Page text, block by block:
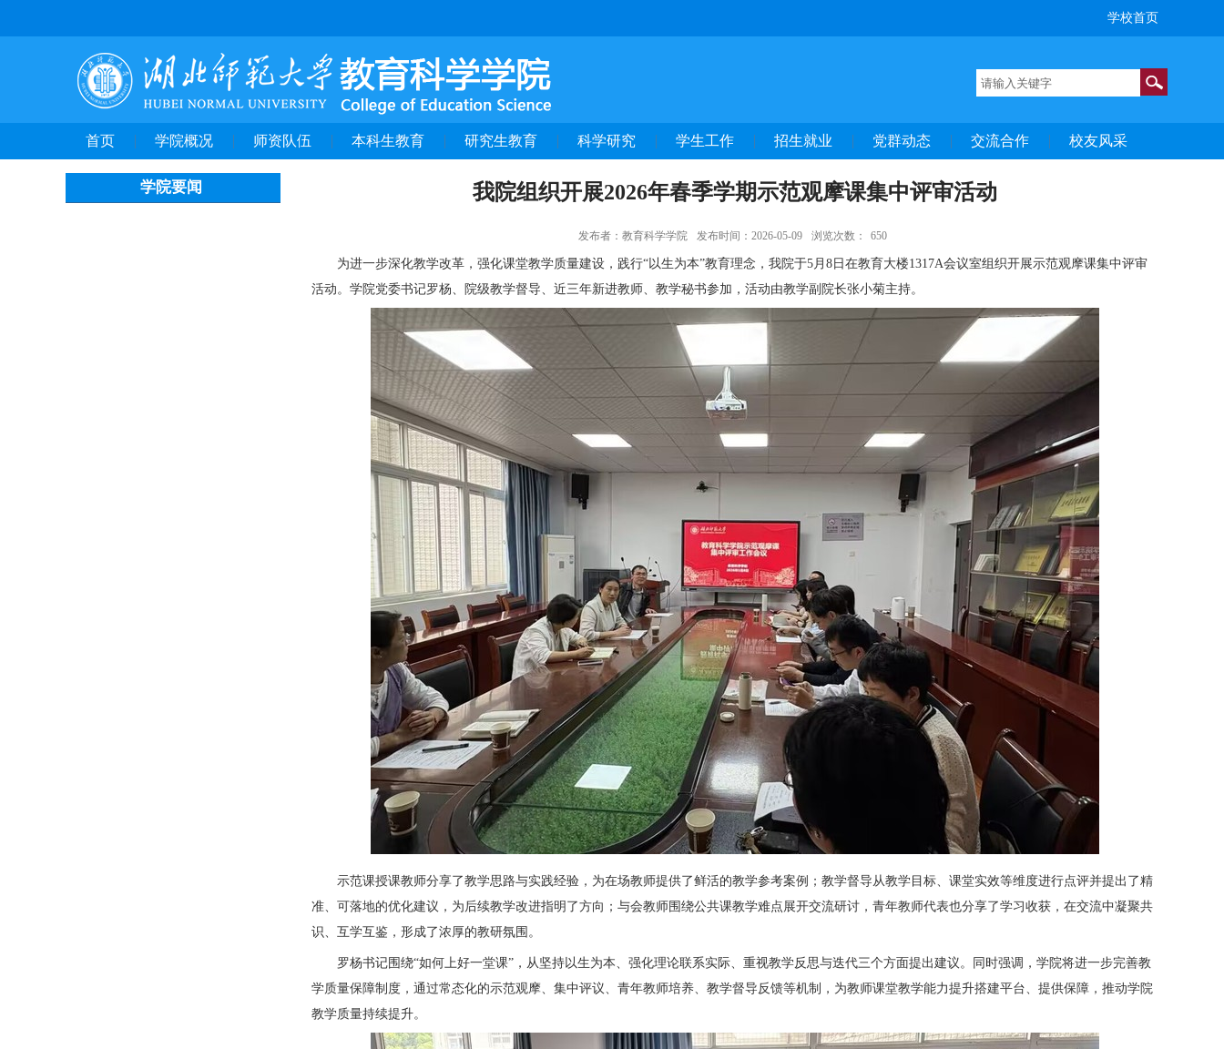
学校首页
首页 学院概况 师资队伍 本科生教育 研究生教育 科学研究 学生工作 招生就业 党群动态 交流合作 校友风采
学院要闻 我院组织开展2026年春季学期示范观摩课集中评审活动
发布者：教育科学学院 发布时间：2026-05-09 浏览次数： 650
为进一步深化教学改革，强化课堂教学质量建设，践行“以生为本”教育理念，我院于5月8日在教育大楼1317A会议室组织开展示范观摩课集中评审
活动。学院党委书记罗杨、院级教学督导、近三年新进教师、教学秘书参加，活动由教学副院长张小菊主持。
示范课授课教师分享了教学思路与实践经验，为在场教师提供了鲜活的教学参考案例；教学督导从教学目标、课堂实效等维度进行点评并提出了精
准、可落地的优化建议，为后续教学改进指明了方向；与会教师围绕公共课教学难点展开交流研讨，青年教师代表也分享了学习收获，在交流中凝聚共
识、互学互鉴，形成了浓厚的教研氛围。
罗杨书记围绕“如何上好一堂课”，从坚持以生为本、强化理论联系实际、重视教学反思与迭代三个方面提出建议。同时强调，学院将进一步完善教
学质量保障制度，通过常态化的示范观摩、集中评议、青年教师培养、教学督导反馈等机制，为教师课堂教学能力提升搭建平台、提供保障，推动学院
教学质量持续提升。